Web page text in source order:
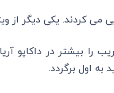
می کردند. یکی دیگر
را بیشتر در داکاپو
به اول برگردد.